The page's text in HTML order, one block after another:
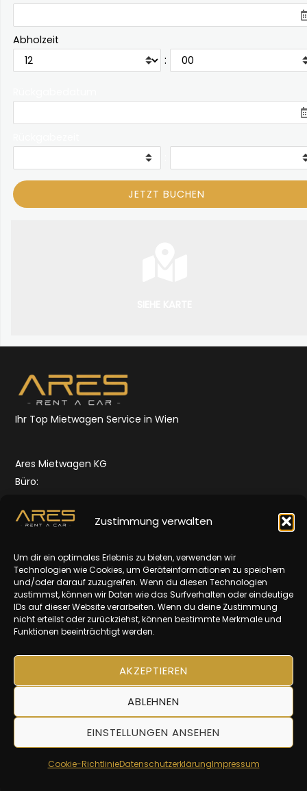
Zustimmung verwalten
Um dir ein optimales Erlebnis zu bieten, verwenden wir
Technologien wie Cookies, um Geräteinformationen zu speichern
und/oder darauf zuzugreifen. Wenn du diesen Technologien
zustimmst, können wir Daten wie das Surfverhalten oder eindeutige
IDs auf dieser Website verarbeiten. Wenn du deine Zustimmung
nicht erteilst oder zurückziehst, können bestimmte Merkmale und
Funktionen beeinträchtigt werden.
AKZEPTIEREN
ABLEHNEN
EINSTELLUNGEN ANSEHEN
Cookie-RichtlinieDatenschutzerklärungImpressum
Abholzeit
:
Ihr Top Mietwagen Service in Wien
Ares Mietwagen KG
Büro:
1100 Wien
Mo-Fr: 10-16 Uhr
Impressum
Datenschutz